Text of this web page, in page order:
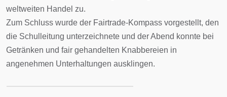
weltweiten Handel zu.
Zum Schluss wurde der Fairtrade-Kompass vorgestellt, den
die Schulleitung unterzeichnete und der Abend konnte bei
Getränken und fair gehandelten Knabbereien in
angenehmen Unterhaltungen ausklingen.